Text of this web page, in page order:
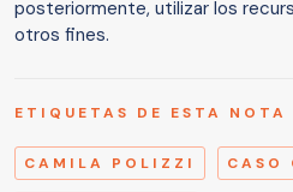
posteriormente, utilizar los
otros fines.
ETIQUETAS DE ESTA NOTA
CAMILA POLIZZI CASO